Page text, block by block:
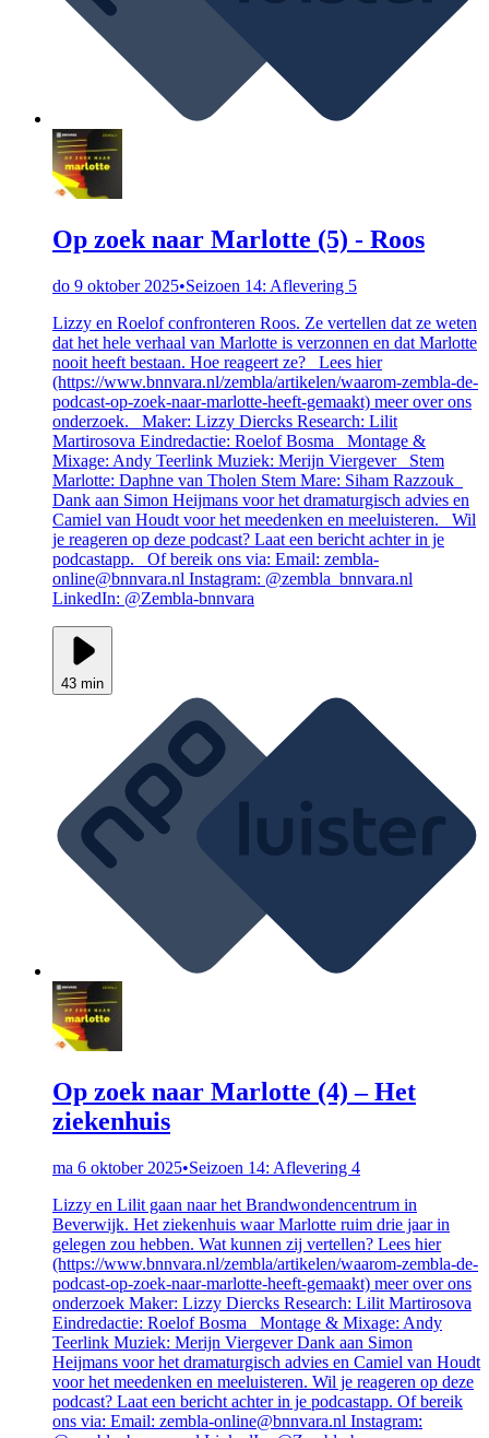
Op zoek naar Marlotte (5) - Roos
do 9 oktober 2025•Seizoen 14: Aflevering 5
Lizzy en Roelof confronteren Roos. Ze vertellen dat ze weten
dat het hele verhaal van Marlotte is verzonnen en dat Marlotte
nooit heeft bestaan. Hoe reageert ze? Lees hier
(https://www.bnnvara.nl/zembla/artikelen/waarom-zembla-de-
podcast-op-zoek-naar-marlotte-heeft-gemaakt) meer over ons
onderzoek. Maker: Lizzy Diercks Research: Lilit
Martirosova Eindredactie: Roelof Bosma Montage &
Mixage: Andy Teerlink Muziek: Merijn Viergever Stem
Marlotte: Daphne van Tholen Stem Mare: Siham Razzouk
Dank aan Simon Heijmans voor het dramaturgisch advies en
Camiel van Houdt voor het meedenken en meeluisteren. Wil
je reageren op deze podcast? Laat een bericht achter in je
podcastapp. Of bereik ons via: Email: zembla-
online@bnnvara.nl Instagram: @zembla_bnnvara.nl
LinkedIn: @Zembla-bnnvara
43 min
Op zoek naar Marlotte (4) – Het
ziekenhuis
ma 6 oktober 2025•Seizoen 14: Aflevering 4
Lizzy en Lilit gaan naar het Brandwondencentrum in
Beverwijk. Het ziekenhuis waar Marlotte ruim drie jaar in
gelegen zou hebben. Wat kunnen zij vertellen? Lees hier
(https://www.bnnvara.nl/zembla/artikelen/waarom-zembla-de-
podcast-op-zoek-naar-marlotte-heeft-gemaakt) meer over ons
onderzoek Maker: Lizzy Diercks Research: Lilit Martirosova
Eindredactie: Roelof Bosma Montage & Mixage: Andy
Teerlink Muziek: Merijn Viergever Dank aan Simon
Heijmans voor het dramaturgisch advies en Camiel van Houdt
voor het meedenken en meeluisteren. Wil je reageren op deze
podcast? Laat een bericht achter in je podcastapp. Of bereik
ons via: Email: zembla-online@bnnvara.nl Instagram: